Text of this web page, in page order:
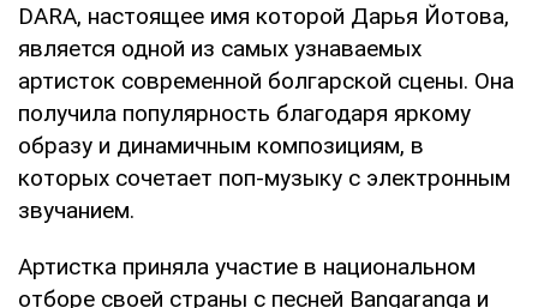
DARA, настоящее имя которой Дарья Йотова,
является одной из самых узнаваемых
артисток современной болгарской сцены. Она
получила популярность благодаря яркому
образу и динамичным композициям, в
которых сочетает поп-музыку с электронным
звучанием.
Артистка приняла участие в национальном
отборе своей страны с песней Bangaranga и